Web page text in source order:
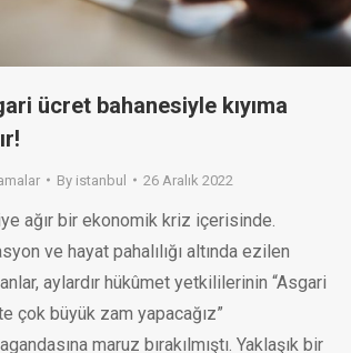
ücret bahanesiyle kıyıma
By istanbul 26 Aralık 2022
ağır bir ekonomik kriz içerisinde.
ve hayat pahalılığı altında ezilen
aylardır hükûmet yetkililerinin “Asgari
çok büyük zam yapacağız”
maruz bırakılmıştı. Yaklaşık bir